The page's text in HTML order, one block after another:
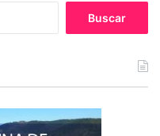
: